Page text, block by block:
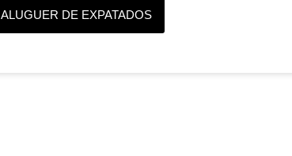
ALUGUER DE EXPATADOS